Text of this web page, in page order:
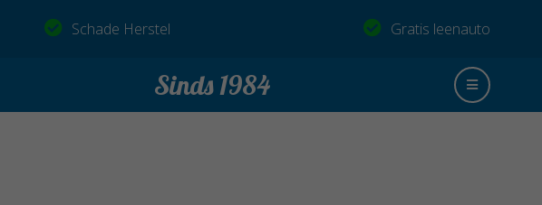
Schade Herstel Gratis leenauto
Sinds 1984